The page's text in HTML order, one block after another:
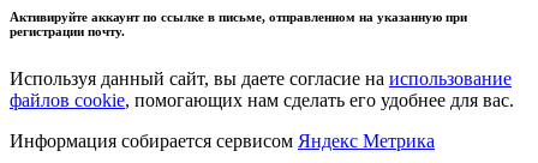
Активируйте аккаунт по ссылке в письме, отправленном на указанную при
регистрации почту.
Используя данный сайт, вы даете согласие на использование
файлов cookie, помогающих нам сделать его удобнее для вас.
Информация собирается сервисом Яндекс Метрика